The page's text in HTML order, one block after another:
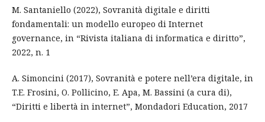
M. Santaniello (2022), Sovranità digitale e diritti
fondamentali: un modello europeo di Internet
governance, in “Rivista italiana di informatica e diritto”,
2022, n. 1
A. Simoncini (2017), Sovranità e potere nell’era digitale, in
T.E. Frosini, O. Pollicino, E. Apa, M. Bassini (a cura di),
“Diritti e libertà in internet”, Mondadori Education, 2017